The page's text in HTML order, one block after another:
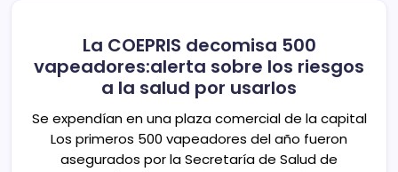
La COEPRIS decomisa 500
vapeadores:alerta sobre los riesgos
a la salud por usarlos
Se expendían en una plaza comercial de la capital
Los primeros 500 vapeadores del año fueron
asegurados por la Secretaría de Salud de